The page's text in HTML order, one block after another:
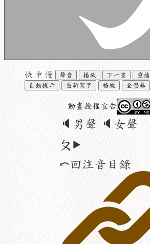
快 中 慢 聲音 播放 下一畫 重播
自動提示
重新寫字 格線 全螢幕
動畫授權宣告
🔈男聲 🔈女聲
ㄆ⯈
⤺回注音目錄